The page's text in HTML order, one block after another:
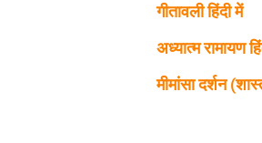
गीतावली हिंदी में
अध्यात्म रामायण
मीमांसा दर्शन